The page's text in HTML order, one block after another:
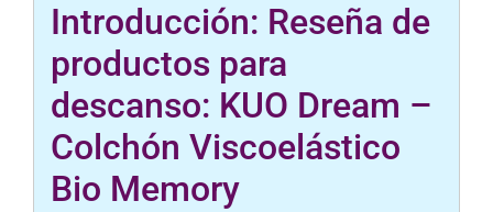
Introducción: Reseña de
productos para
descanso: KUO Dream –
Colchón Viscoelástico
Bio Memory